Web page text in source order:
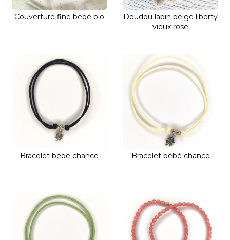
Couverture fine bébé bio
Doudou lapin beige liberty
vieux rose
Bracelet bébé chance Bracelet bébé chance